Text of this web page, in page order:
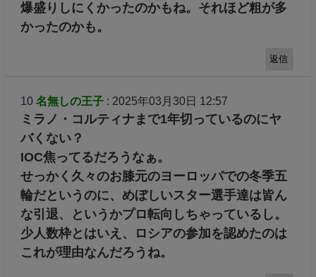
爆盛りしにくかったのかもね。それほど粗が多
かったのかも。
返信
10 名無しの王子: 2025年03月30日 12:57
ミラノ・コルティナまで1年切っているのにヤ
バくない？
IOC焦ってるだろうなぁ。
せっかく久々のお膝元のヨーロッパでの冬季五
輪だというのに、めぼしいスター選手達は皆ん
な引退、というかプロ転向しちゃっているし。
少人数枠とはいえ、ロシアの参加を認めたのは
これが理由なんだろうね。